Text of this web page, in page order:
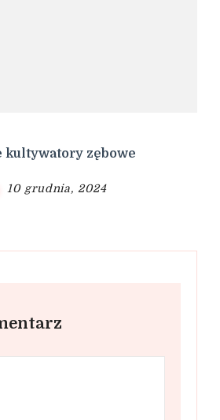
kultywatory zębowe
10 grudnia, 2024